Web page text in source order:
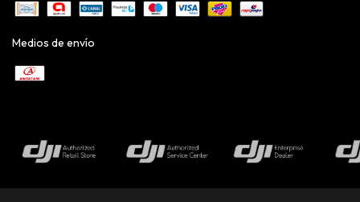
Medios de envío